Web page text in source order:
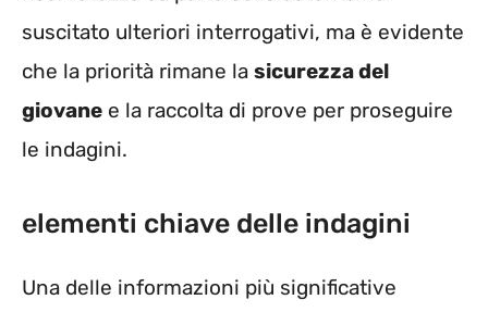
suscitato ulteriori interrogativi, ma è evidente
che la priorità rimane la sicurezza del
giovane e la raccolta di prove per proseguire
le indagini.
elementi chiave delle indagini
Una delle informazioni più significative